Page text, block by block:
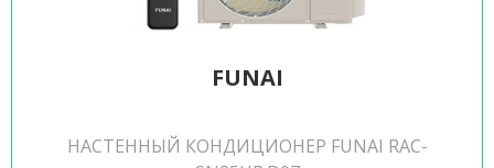
FUNAI
НАСТЕННЫЙ КОНДИЦИОНЕР FUNAI RAC-